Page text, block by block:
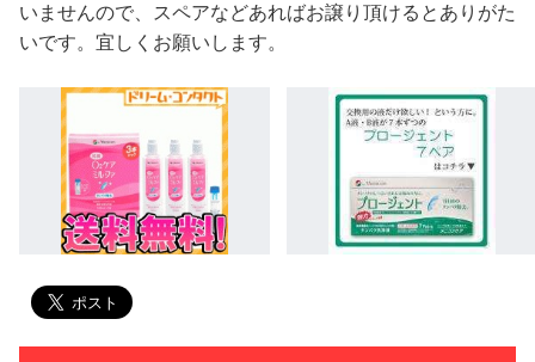
いませんので、スペアなどあればお譲り頂けるとありがた
いです。宜しくお願いします。